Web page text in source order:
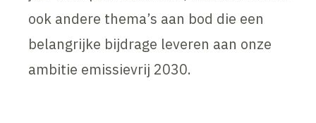
ook andere thema’s aan bod die een
belangrijke bijdrage leveren aan onze
ambitie emissievrij 2030.